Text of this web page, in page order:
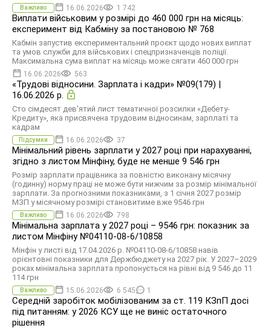
Важливо 16.06.2026 1 742
Виплати військовим у розмірі до 460 000 грн на місяць:
експеримент від Кабміну за постановою № 768
Кабмін запустив експериментальний проєкт щодо нових виплат
та умов служби для військових і спецпризначенців поліції.
Максимальна сума виплат на місяць може сягати 460 000 грн
16.06.2026 563
«Трудові відносини. Зарплата і кадри» №09(179) |
16.06.2026 р.
Сто сімдесят дев'ятий лист тематичної розсилки «Дебету-
Кредиту», яка присвячена трудовим відносинам, зарплаті та
кадрам
Підсумки 16.06.2026 37
Мінімальний рівень зарплати у 2027 році при нарахуванні,
згідно з листом Мінфіну, буде не менше 9 546 грн
Розмір зарплати працівника за повністю виконану місячну
(годинну) норму праці не може бути нижчим за розмір мінімальної
зарплати. За прогнозними показниками, з 1 січня 2027 розмір
МЗП у місячному розмірі становитиме вже 9546 грн
Важливо 16.06.2026 798
Мінімальна зарплата у 2027 році – 9546 грн: показник за
листом Мінфіну №04110-08-6/10858
Мінфін у листі від 17.04.2026 р. №04110-08-6/10858 навів
орієнтовні показники для Держбюджету на 2027 рік. У 2027–2029
роках мінімальна зарплата пропонується на рівні від 9 546 до 11
114 грн
Важливо 15.06.2026 6 545 1
Середній заробіток мобілізованим за ст. 119 КЗпП досі
під питанням: у 2026 КСУ ще не виніс остаточного
рішення